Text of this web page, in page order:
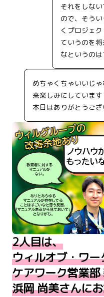
それをしな
ので、そう
くプロジェ
ていうのを
なというのは
めちゃくちゃいいじ
来楽しみにしています
本日はありがとうござ
2人目は、
ウィルオブ・ワ
ケアワーク営業部
浜岡 尚美さんに